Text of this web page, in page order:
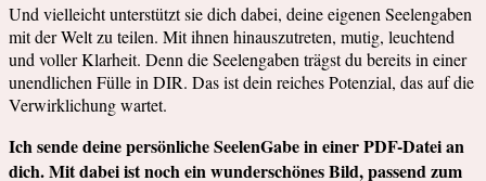
Und vielleicht unterstützt sie dich dabei, deine eigenen Seelengaben
mit der Welt zu teilen. Mit ihnen hinauszutreten, mutig, leuchtend
und voller Klarheit. Denn die Seelengaben trägst du bereits in einer
unendlichen Fülle in DIR. Das ist dein reiches Potenzial, das auf die
Verwirklichung wartet.
Ich sende deine persönliche SeelenGabe in einer PDF-Datei an
dich. Mit dabei ist noch ein wunderschönes Bild, passend zum